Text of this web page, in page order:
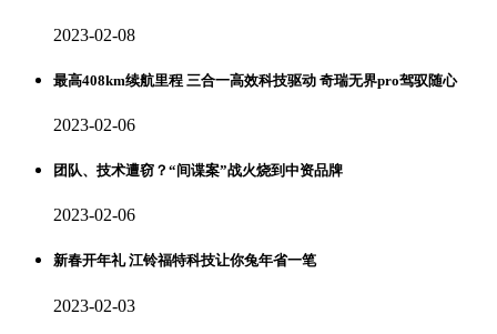
2023-02-08
最高408km续航里程 三合一高效科技驱动 奇瑞无界pro驾驭随心
2023-02-06
团队、技术遭窃？“间谍案”战火烧到中资品牌
2023-02-06
新春开年礼 江铃福特科技让你兔年省一笔
2023-02-03